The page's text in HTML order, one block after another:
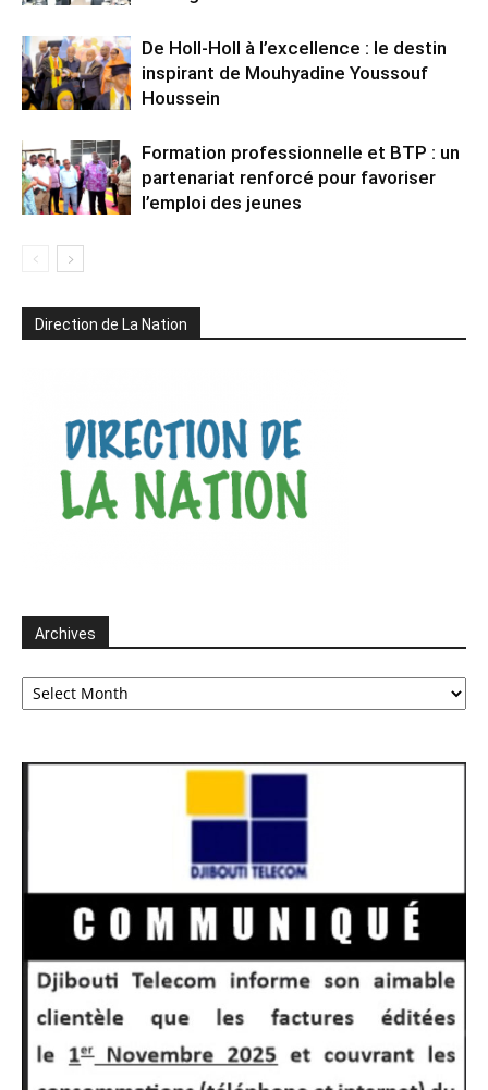
De Holl-Holl à l’excellence : le destin
inspirant de Mouhyadine Youssouf
Houssein
Formation professionnelle et BTP : un
partenariat renforcé pour favoriser
l’emploi des jeunes
Direction de La Nation
Archives
Archives